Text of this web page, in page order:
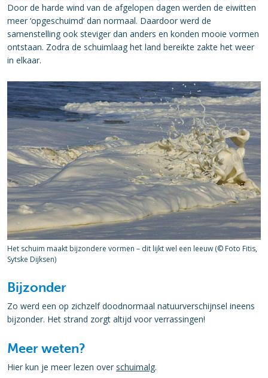
Door de harde wind van de afgelopen dagen werden de eiwitten
meer ‘opgeschuimd’ dan normaal. Daardoor werd de
samenstelling ook steviger dan anders en konden mooie vormen
ontstaan. Zodra de schuimlaag het land bereikte zakte het weer
in elkaar.
Het schuim maakt bijzondere vormen – dit lijkt wel een leeuw (© Foto Fitis,
Sytske Dijksen)
Bijzonder
Zo werd een op zichzelf doodnormaal natuurverschijnsel ineens
bijzonder. Het strand zorgt altijd voor verrassingen!
Meer weten?
Hier kun je meer lezen over schuimalg.